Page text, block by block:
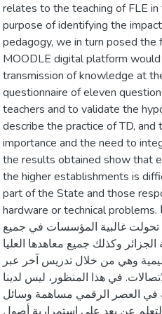
relates to the teaching of FLE
purpose of identifying the
pedagogy, we in turn posed
MOODLE digital platform
transmission of knowledge at
questionnaire of eleven
teachers and to validate the
describe the practice of TD,
importance and the need to
the results obtained show that
the higher establishments is
part of the State and those
hardware or technical problems. شهد العالم في السنوات الماضية تطورا ملحوظا
تحولت غالبية المؤسسات في جميع
وكذلك جميع معاهدها العليا
وهي من خلال تدريس آخر عبر
في هذا المنظور، ليس لدينا
في العصر الرقمي مساهمة وسائل